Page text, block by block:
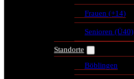
Frauen (+14)
Senioren (Ü40)
Standorte
Böblingen